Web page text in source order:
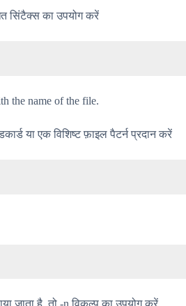
सिंटैक्स का उपयोग करें
the name of the file.
या एक विशिष्ट फ़ाइल पैटर्न प्रदान करें
जाता है, तो -n विकल्प का उपयोग करें